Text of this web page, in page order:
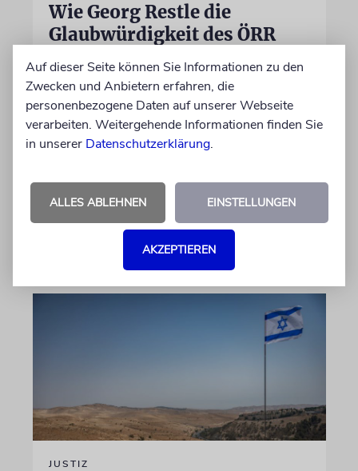
Wie Georg Restle die
Glaubwürdigkeit des ÖRR
untergräbt
Nach dem X-Post des Journalisten hat sich
Felix Schotland, Vorstand der Synagogen-
Gemeinde Köln, an WDR-
Programmdirektorin Andrea Schafarczyk
im Wortlaut
von Felix Schotland
JUSTIZ
Auf dieser Seite können Sie Informationen zu den
Zwecken und Anbietern erfahren, die
personenbezogene Daten auf unserer Webseite
verarbeiten. Weitergehende Informationen finden Sie
in unserer Datenschutzerklärung.
ALLES ABLEHNEN EINSTELLUNGEN
AKZEPTIEREN